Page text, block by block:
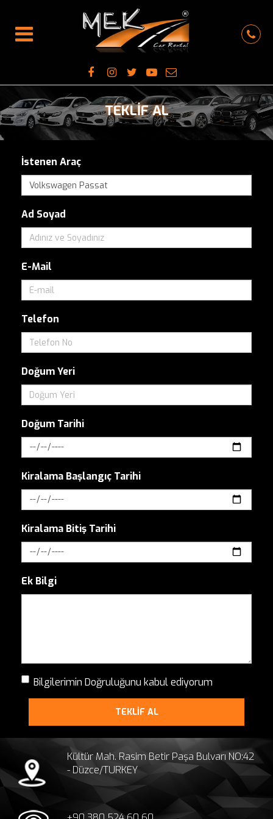
TEKLİF AL
İstenen Araç
Ad Soyad
E-Mail
Telefon
Doğum Yeri
Doğum Tarihi
Kiralama Başlangıç Tarihi
Kiralama Bitiş Tarihi
Ek Bilgi
Bilgilerimin Doğruluğunu kabul ediyorum
TEKLİF AL
Kültür Mah. Rasim Betir Paşa Bulvarı NO:42
- Düzce/TURKEY